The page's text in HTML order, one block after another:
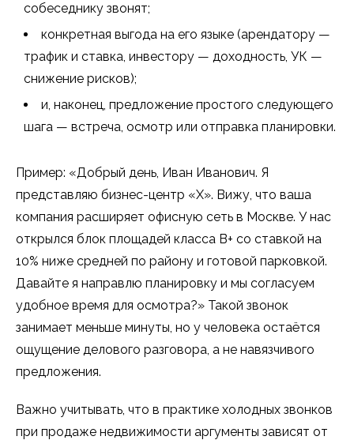
собеседнику звонят;
конкретная выгода на его языке (арендатору —
трафик и ставка, инвестору — доходность, УК —
снижение рисков);
и, наконец, предложение простого следующего
шага — встреча, осмотр или отправка планировки.
Пример: «Добрый день, Иван Иванович. Я
представляю бизнес-центр «Х». Вижу, что ваша
компания расширяет офисную сеть в Москве. У нас
открылся блок площадей класса B+ со ставкой на
10% ниже средней по району и готовой парковкой.
Давайте я направлю планировку и мы согласуем
удобное время для осмотра?» Такой звонок
занимает меньше минуты, но у человека остаётся
ощущение делового разговора, а не навязчивого
предложения.
Важно учитывать, что в практике холодных звонков
при продаже недвижимости аргументы зависят от